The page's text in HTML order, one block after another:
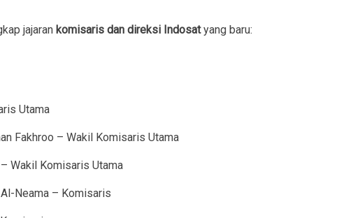
jajaran komisaris dan direksi Indosatyang baru:
Utama
Fakhroo – Wakil Komisaris Utama
Wakil Komisaris Utama
Neama – Komisaris